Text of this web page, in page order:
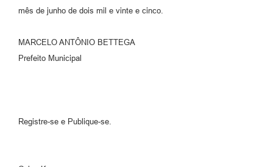
mês de junho de dois mil e vinte e cinco.
MARCELO ANTÔNIO BETTEGA
Prefeito Municipal
Registre-se e Publique-se.